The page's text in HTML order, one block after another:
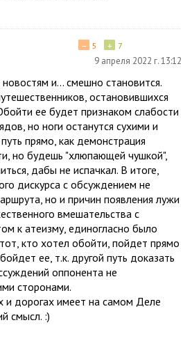
+ 7
− 5
9 апреля 2022 г. 13:12
и... смешно становится.
остановившихся
ее будет признаком слабости
но ноги останутся сухими и
прямо, как демонстрация
но будешь "хлюпающей чушкой",
дабы не испачкал. В итоге,
дискурса с обсуждением не
но и причин появления лужи
вмешательства с
к атеизму, единогласно было
кто хотел обойти, пойдет прямо
ее, т.к. другой путь доказать
оппонента не
сторонами.
и дорогах имеет на самом Деле
смысл. :)